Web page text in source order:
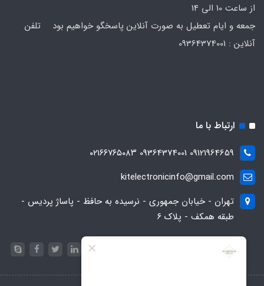
از ساعت 10 الی 14
جمعه و ایام تعطیل به صورت آنلاین پاسخگو خواهیم بود تلفن
ارتباط با ما
09121964659 09364374001 ۰۲۱۶۶۷۶۵۰۸۳
kitelectronicinfo@gmail.com
تهران - خیابان جمهوری - نرسیده به حافظ - پاساژ پردیس -
طبقه همکف - پلاک ۶